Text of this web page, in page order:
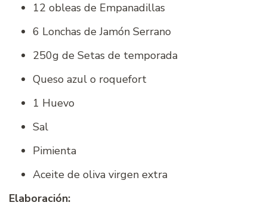
12 obleas de Empanadillas
6 Lonchas de Jamón Serrano
250g de Setas de temporada
Queso azul o roquefort
1 Huevo
Sal
Pimienta
Aceite de oliva virgen extra
Elaboración: